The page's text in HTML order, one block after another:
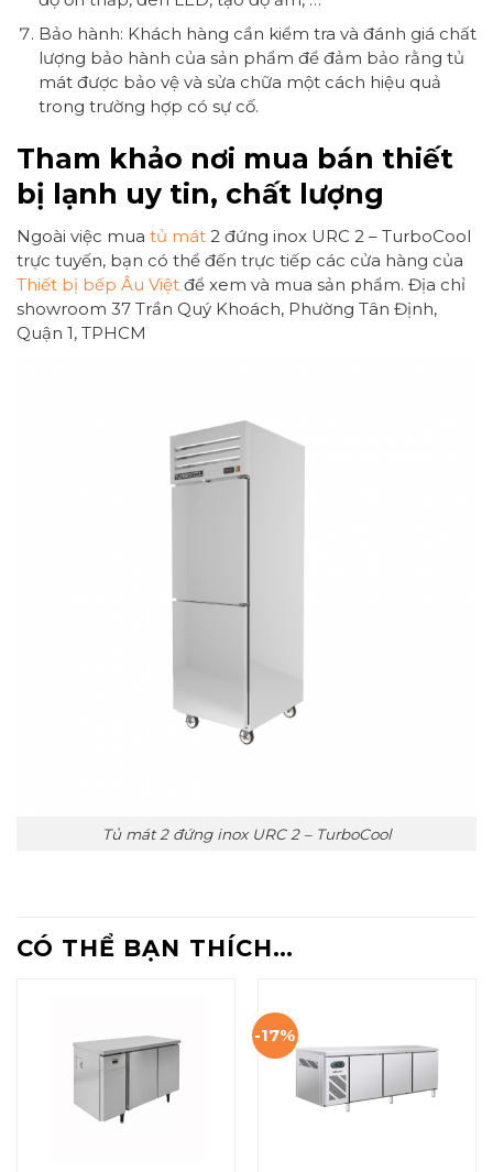
Bảo hành: Khách hàng cần kiểm tra và đánh giá chất
lượng bảo hành của sản phẩm để đảm bảo rằng tủ
mát được bảo vệ và sửa chữa một cách hiệu quả
trong trường hợp có sự cố.
Tham khảo nơi mua bán thiết
bị lạnh uy tin, chất lượng
Ngoài việc mua tủ mát 2 đứng inox URC 2 – TurboCool
trực tuyến, bạn có thể đến trực tiếp các cửa hàng của
Thiết bị bếp Âu Việt để xem và mua sản phẩm. Địa chỉ
showroom 37 Trần Quý Khoách, Phường Tân Định,
Quận 1, TPHCM
Tủ mát 2 đứng inox URC 2 – TurboCool
CÓ THỂ BẠN THÍCH…
-17%